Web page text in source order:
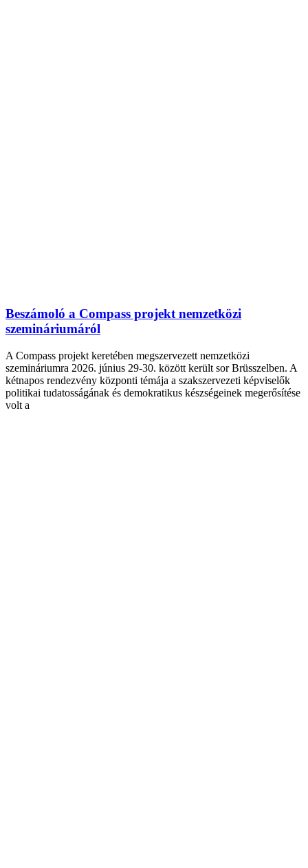
Beszámoló a Compass projekt nemzetközi
szemináriumáról
A Compass projekt keretében megszervezett nemzetközi
szemináriumra 2026. június 29-30. között került sor Brüsszelben. A
kétnapos rendezvény központi témája a szakszervezeti képviselők
politikai tudatosságának és demokratikus készségeinek megerősítése
volt a